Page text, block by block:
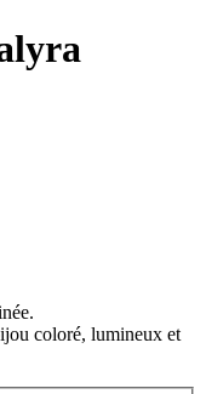
coloré, lumineux et